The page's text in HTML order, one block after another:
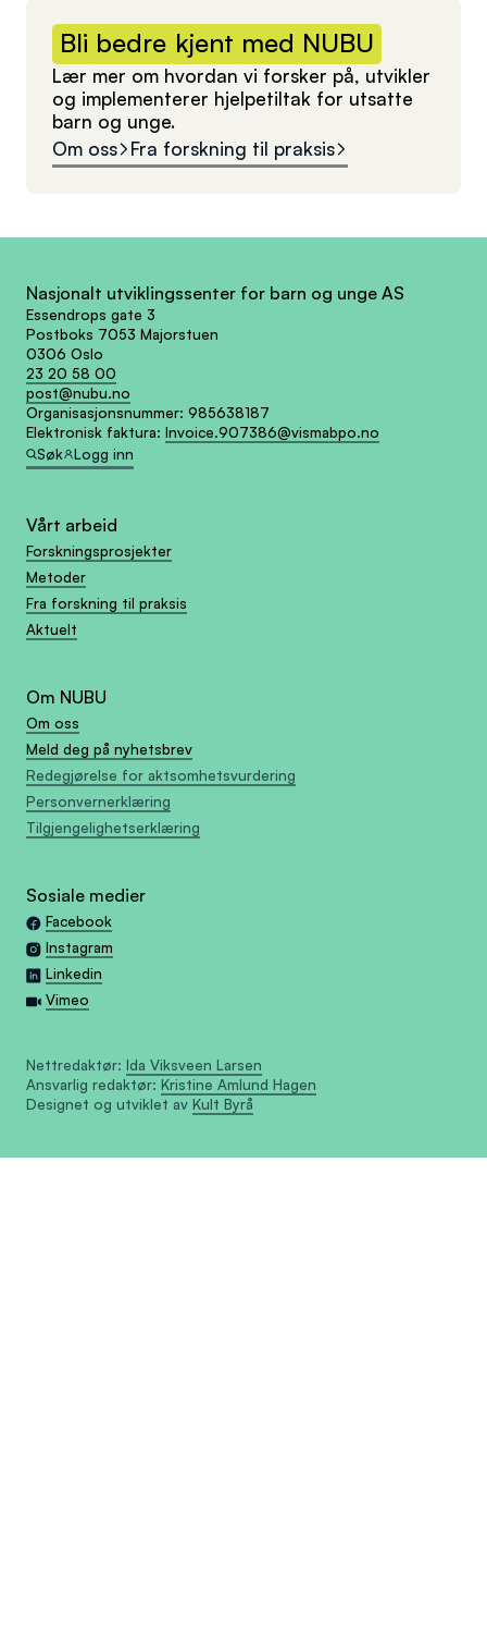
Bli bedre kjent med NUBU
Lær mer om hvordan vi forsker på, utvikler
og implementerer hjelpetiltak for utsatte
barn og unge.
Om oss
Fra forskning til praksis
Nasjonalt utviklingssenter for barn og unge AS
Essendrops gate 3
Postboks 7053 Majorstuen
0306 Oslo
23 20 58 00
post@nubu.no
Organisasjonsnummer: 985638187
Elektronisk faktura: Invoice.907386@vismabpo.no
Søk
Logg inn
Vårt arbeid
Forskningsprosjekter
Metoder
Fra forskning til praksis
Aktuelt
Om NUBU
Om oss
Meld deg på nyhetsbrev
Redegjørelse for aktsomhetsvurdering
Personvernerklæring
Tilgjengelighetserklæring
Sosiale medier
Facebook
Instagram
Linkedin
Vimeo
Nettredaktør: Ida Viksveen Larsen
Ansvarlig redaktør: Kristine Amlund Hagen
Designet og utviklet av Kult Byrå